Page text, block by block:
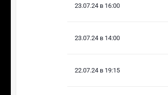
23.07.24 в 16:00
23.07.24 в 14:00
22.07.24 в 19:15